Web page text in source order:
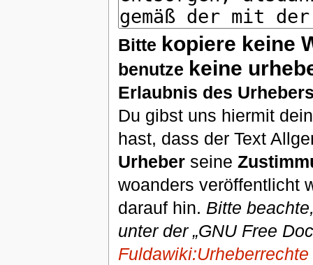
Bitte kopiere keine
benutze keine
Erlaubnis des
Du gibst uns hiermit
hast, dass der Text
Urheberseine
woanders veröffentlicht
darauf hin. Bitte
unter der „GNU Free
Fuldawiki:Urheberrechte